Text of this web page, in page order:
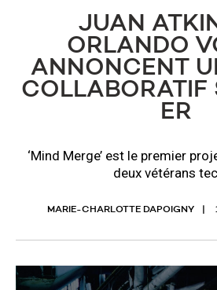
JUAN
ORLANDO
ANNONCENT
COLLABORATIF
ER
‘Mind Merge’ est le premier
deux vétérans
MARIE-CHARLOTTE DAPOIGNY